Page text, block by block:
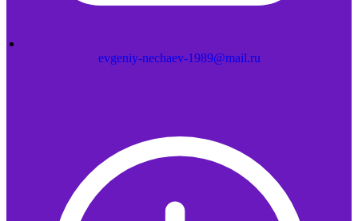
evgeniy-nechaev-1989@mail.ru